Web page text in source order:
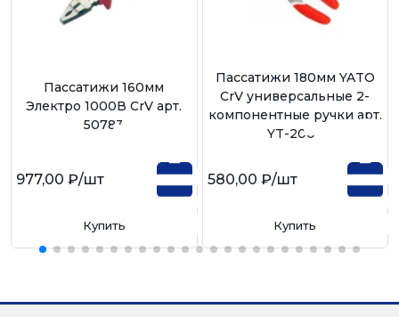
Пассатижи 160мм
Электро 1000В CrV арт.
50783
977,00 ₽/шт
Купить
Пассатижи 180мм YATO
CrV универсальные 2-
компонентные ручки арт.
YT-2007
580,00 ₽/шт
Купить